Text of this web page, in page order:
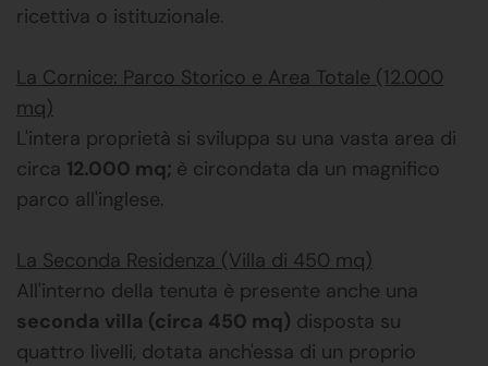
ricettiva o istituzionale.
La Cornice: Parco Storico e Area Totale (12.000
mq)
L'intera proprietà si sviluppa su una vasta area di
circa 12.000 mq; è circondata da un magnifico
parco all'inglese.
La Seconda Residenza (Villa di 450 mq)
All'interno della tenuta è presente anche una
seconda villa (circa 450 mq) disposta su
quattro livelli, dotata anch'essa di un proprio